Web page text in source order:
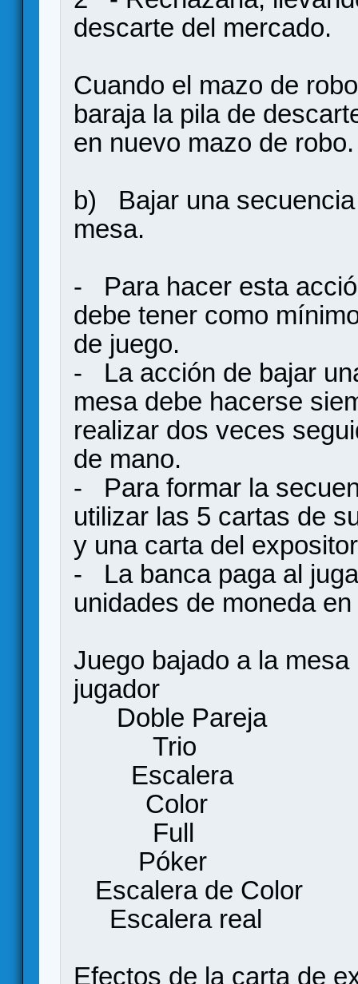
descarte del mercado.
Cuando el mazo de
baraja la pila de
en nuevo mazo de robo.
b) Bajar una
mesa.
- Para hacer esta
debe tener como
de juego.
- La acción de bajar
mesa debe hacerse
realizar dos veces
de mano.
- Para formar la
utilizar las 5 cartas de
y una carta del
- La banca paga al
unidades de moneda
Juego bajado a la
jugador
Doble
Escalera
Escalera
Efectos de la carta de